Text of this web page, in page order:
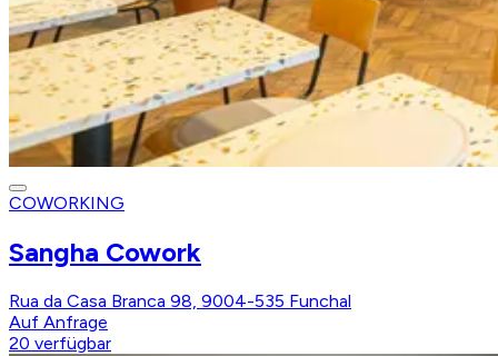
COWORKING
Sangha Cowork
Rua da Casa Branca 98, 9004-535 Funchal
Auf Anfrage
20 verfügbar